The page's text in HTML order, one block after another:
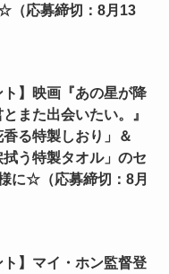
（応募締切：8月13
ト】映画『あの星が降
また出会いたい。』
香る特製しおり」＆
拭う特製タオル」のセ
に☆（応募締切：8月
ト】マイ・ホン監督登